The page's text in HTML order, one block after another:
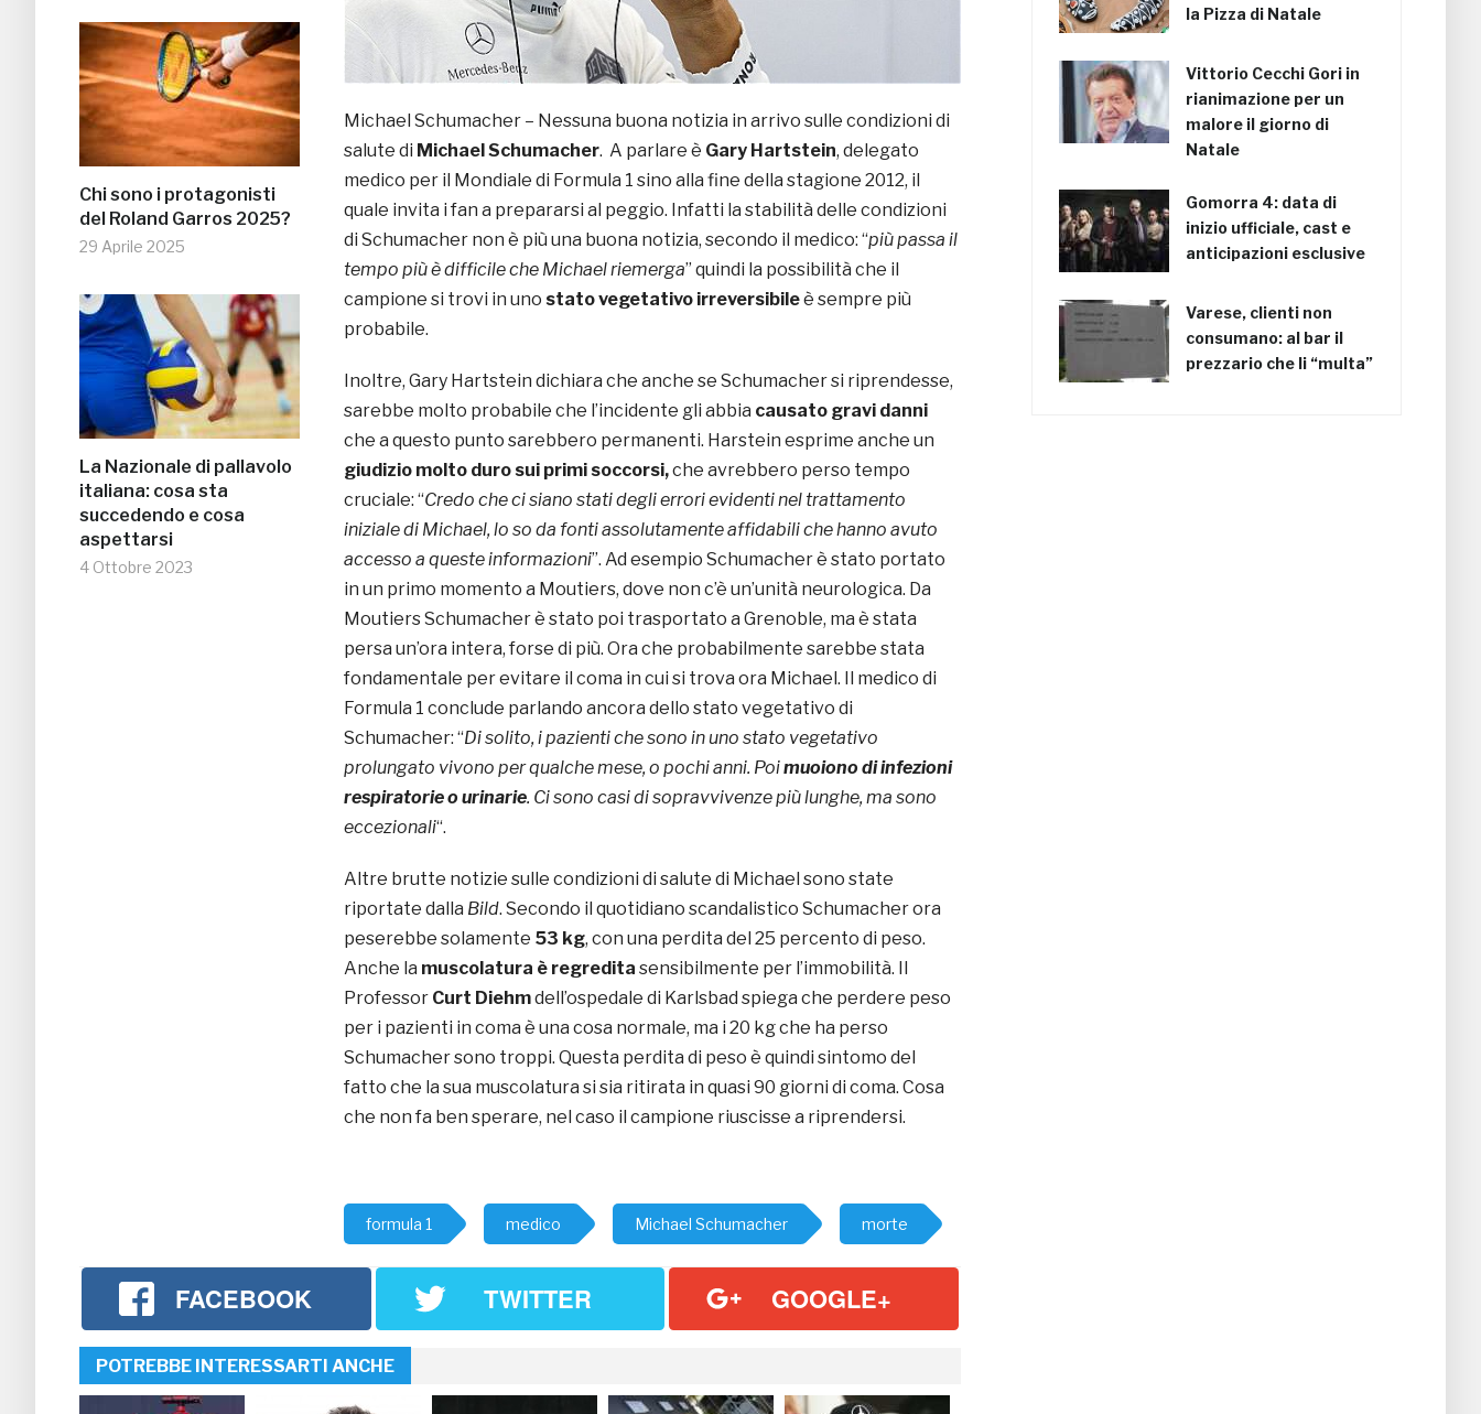
Chi sono i protagonisti
del Roland Garros 2025?
29 Aprile 2025
La Nazionale di pallavolo
italiana: cosa sta
succedendo e cosa
aspettarsi
4 Ottobre 2023
Michael Schumacher – Nessuna buona notizia in arrivo sulle condizioni di
salute di Michael Schumacher. A parlare è Gary Hartstein, delegato
medico per il Mondiale di Formula 1 sino alla fine della stagione 2012, il
quale invita i fan a prepararsi al peggio. Infatti la stabilità delle condizioni
di Schumacher non è più una buona notizia, secondo il medico: “più passa il
tempo più è difficile che Michael riemerga” quindi la possibilità che il
campione si trovi in uno stato vegetativo irreversibileè sempre più
probabile.
Inoltre, Gary Hartstein dichiara che anche se Schumacher si riprendesse,
sarebbe molto probabile che l’incidente gli abbia causato gravi danni
che a questo punto sarebbero permanenti. Harstein esprime anche un
giudizio molto duro sui primi soccorsi,che avrebbero perso tempo
cruciale: “Credo che ci siano stati degli errori evidenti nel trattamento
iniziale di Michael, lo so da fonti assolutamente affidabili che hanno avuto
accesso a queste informazioni”. Ad esempio Schumacher è stato portato
in un primo momento a Moutiers, dove non c’è un’unità neurologica. Da
Moutiers Schumacher è stato poi trasportato a Grenoble, ma è stata
persa un’ora intera, forse di più. Ora che probabilmente sarebbe stata
fondamentale per evitare il coma in cui si trova ora Michael. Il medico di
Formula 1 conclude parlando ancora dello stato vegetativo di
Schumacher: “Di solito, i pazienti che sono in uno stato vegetativo
prolungato vivono per qualche mese, o pochi anni. Poimuoiono di infezioni
respiratorie o urinarie. Ci sono casi di sopravvivenze più lunghe, ma sono
eccezionali“.
Altre brutte notizie sulle condizioni di salute di Michael sono state
riportate dalla Bild. Secondo il quotidiano scandalistico Schumacher ora
peserebbe solamente 53 kg, con una perdita del 25 percento di peso.
Anche la muscolatura è regredita sensibilmente per l’immobilità. Il
Professor Curt Diehmdell’ospedale di Karlsbad spiega che perdere peso
per i pazienti in coma è una cosa normale, ma i 20 kg che ha perso
Schumacher sono troppi. Questa perdita di peso è quindi sintomo del
fatto che la sua muscolatura si sia ritirata in quasi 90 giorni di coma. Cosa
che non fa ben sperare, nel caso il campione riuscisse a riprendersi.
formula 1 medico Michael Schumacher morte
FACEBOOK TWITTER GOOGLE+
POTREBBE INTERESSARTI ANCHE
la Pizza di Natale
Vittorio Cecchi Gori in
rianimazione per un
malore il giorno di
Natale
Gomorra 4: data di
inizio ufficiale, cast e
anticipazioni esclusive
Varese, clienti non
consumano: al bar il
prezzario che li “multa”